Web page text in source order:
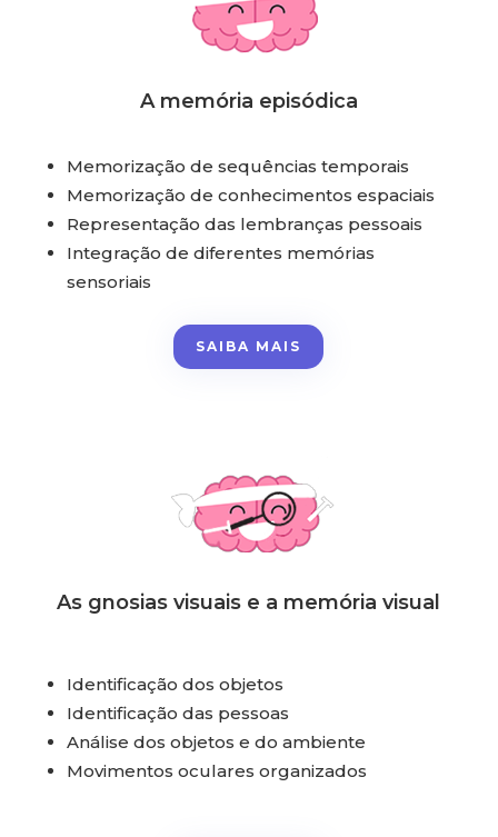
A memória episódica
Memorização de sequências temporais
Memorização de conhecimentos espaciais
Representação das lembranças pessoais
Integração de diferentes memórias
sensoriais
SAIBA MAIS
As gnosias visuais e a memória visual
Identificação dos objetos
Identificação das pessoas
Análise dos objetos e do ambiente
Movimentos oculares organizados